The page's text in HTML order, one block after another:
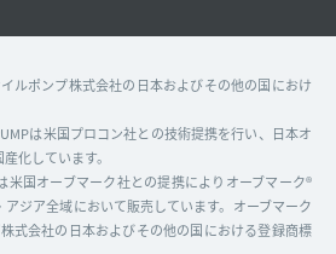
ルポンプ株式会社の日本およびその他の国におけ
は米国プロコン社との技術提携を行い、日本オ
化しています。
国オーブマーク社との提携によりオーブマーク®
ジア全域において販売しています。オーブマーク
式会社の日本およびその他の国における登録商標